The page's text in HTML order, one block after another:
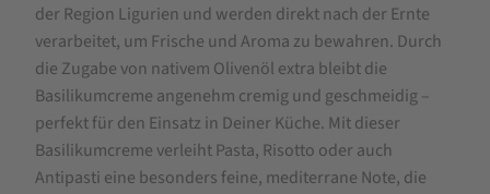
der Region Ligurien und werden direkt nach der Ernte
verarbeitet, um Frische und Aroma zu bewahren. Durch
die Zugabe von nativem Olivenöl extra bleibt die
Basilikumcreme angenehm cremig und geschmeidig –
perfekt für den Einsatz in Deiner Küche. Mit dieser
Basilikumcreme verleiht Pasta, Risotto oder auch
Antipasti eine besonders feine, mediterrane Note, die